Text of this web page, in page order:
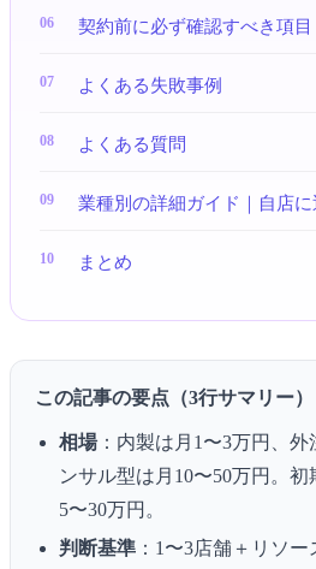
契約前に必ず確認すべき項目
よくある失敗事例
よくある質問
業種別の詳細ガイド｜自店
まとめ
この記事の要点（3行サマリー）
相場：内製は月1〜3万円、外
ンサル型は月10〜50万円。
5〜30万円。
判断基準 ：1〜3店舗＋リソ